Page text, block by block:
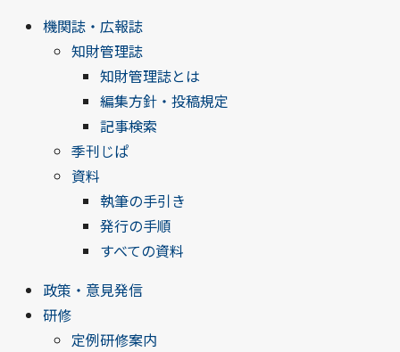
機関誌・広報誌
知財管理誌
知財管理誌とは
編集方針・投稿規定
記事検索
季刊じぱ
資料
執筆の手引き
発行の手順
すべての資料
政策・意見発信
研修
定例研修案内